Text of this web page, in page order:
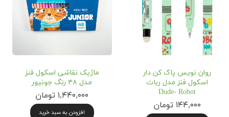
روان نویس پاک کن دار
اسکول فنز مدل ربات
Dude- Robot
۱۴۴,۰۰۰ تومان
ماژیک نقاشی اسکول فنز
مدل ۴۸ رنگ جونیور
۱,۴۴۰,۰۰۰ تومان
افزودن به سبد خرید